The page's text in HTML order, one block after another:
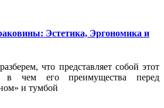
Эстетика, Эргономика и
что представляет собой этот
в чем его преимущества перед
и тумбой